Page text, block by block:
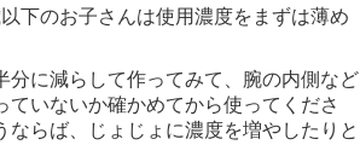
下のお子さんは使用濃度をまずは薄め
分に減らして作ってみて、腕の内側など
いないか確かめてから使ってくださ
らば、じょじょに濃度を増やしたりと